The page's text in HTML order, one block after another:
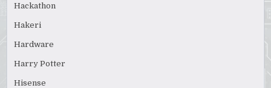
Hackathon
Hakeri
Hardware
Harry Potter
Hisense